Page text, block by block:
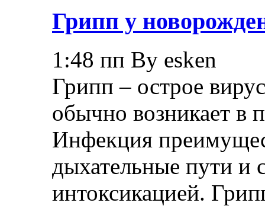
Грипп у
1:48 пп By esken
Грипп – острое
обычно возникает в
Инфекция
дыхательные пути и
интоксикацией.